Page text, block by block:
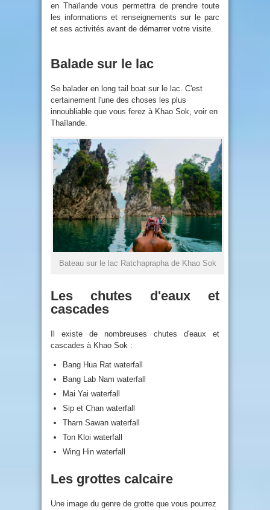
en Thaïlande vous permettra de prendre toute
les informations et renseignements sur le parc
et ses activités avant de démarrer votre visite.
Balade sur le lac
Se balader en long tail boat sur le lac. C'est
certainement l'une des choses les plus
innoubliable que vous ferez à Khao Sok, voir en
Thaïlande.
Bateau sur le lac Ratchaprapha de Khao Sok
Les chutes d'eaux et
cascades
Il existe de nombreuses chutes d'eaux et
cascades à Khao Sok :
Bang Hua Rat waterfall
Bang Lab Nam waterfall
Mai Yai waterfall
Sip et Chan waterfall
Tharn Sawan waterfall
Ton Kloi waterfall
Wing Hin waterfall
Les grottes calcaire
Une image du genre de grotte que vous pourrez